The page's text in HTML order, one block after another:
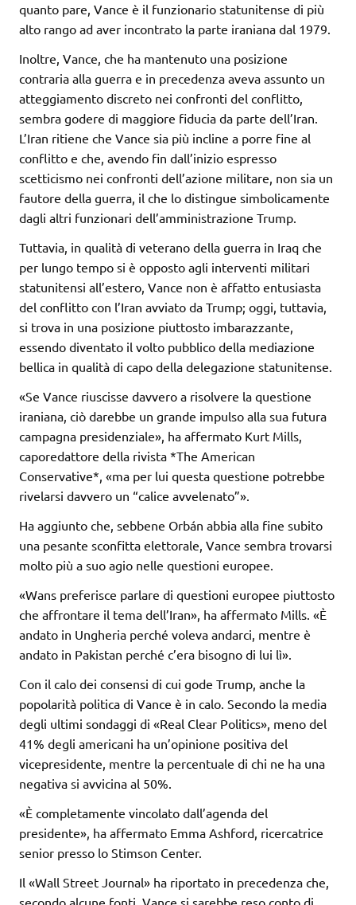
quanto pare, Vance è il funzionario statunitense di più
alto rango ad aver incontrato la parte iraniana dal 1979.
Inoltre, Vance, che ha mantenuto una posizione
contraria alla guerra e in precedenza aveva assunto un
atteggiamento discreto nei confronti del conflitto,
sembra godere di maggiore fiducia da parte dell’Iran.
L’Iran ritiene che Vance sia più incline a porre fine al
conflitto e che, avendo fin dall’inizio espresso
scetticismo nei confronti dell’azione militare, non sia un
fautore della guerra, il che lo distingue simbolicamente
dagli altri funzionari dell’amministrazione Trump.
Tuttavia, in qualità di veterano della guerra in Iraq che
per lungo tempo si è opposto agli interventi militari
statunitensi all’estero, Vance non è affatto entusiasta
del conflitto con l’Iran avviato da Trump; oggi, tuttavia,
si trova in una posizione piuttosto imbarazzante,
essendo diventato il volto pubblico della mediazione
bellica in qualità di capo della delegazione statunitense.
«Se Vance riuscisse davvero a risolvere la questione
iraniana, ciò darebbe un grande impulso alla sua futura
campagna presidenziale», ha affermato Kurt Mills,
caporedattore della rivista *The American
Conservative*, «ma per lui questa questione potrebbe
rivelarsi davvero un “calice avvelenato”».
Ha aggiunto che, sebbene Orbán abbia alla fine subito
una pesante sconfitta elettorale, Vance sembra trovarsi
molto più a suo agio nelle questioni europee.
«Wans preferisce parlare di questioni europee piuttosto
che affrontare il tema dell’Iran», ha affermato Mills. «È
andato in Ungheria perché voleva andarci, mentre è
andato in Pakistan perché c’era bisogno di lui lì».
Con il calo dei consensi di cui gode Trump, anche la
popolarità politica di Vance è in calo. Secondo la media
degli ultimi sondaggi di «Real Clear Politics», meno del
41% degli americani ha un’opinione positiva del
vicepresidente, mentre la percentuale di chi ne ha una
negativa si avvicina al 50%.
«È completamente vincolato dall’agenda del
presidente», ha affermato Emma Ashford, ricercatrice
senior presso lo Stimson Center.
Il «Wall Street Journal» ha riportato in precedenza che,